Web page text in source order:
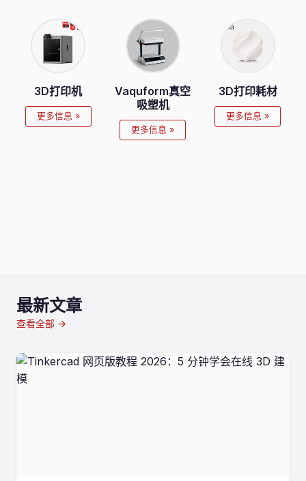
3D打印机
更多信息 »
Vaquform真空
吸塑机
更多信息 »
3D打印耗材
更多信息 »
最新文章
查看全部 →